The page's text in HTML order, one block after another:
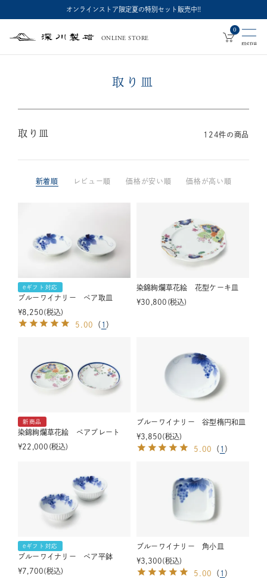
オンラインストア限定夏の特別セット販売中!!
深
製
ONLINE STORE
0
取り皿
取り皿 124件の商品
新着順 レビュー順 価格が安い順 価格が高い順
eギフト対応
ブルーワイナリー ペア取皿
¥8,250 税込
5.00
（ 1 ）
染錦絢爛草花絵 花型ケーキ皿
¥30,800 税込
新商品
染錦絢爛草花絵 ペアプレート
¥22,000 税込
ブルーワイナリー 谷型楕円和皿
¥3,850 税込
5.00
（ 1 ）
eギフト対応
ブルーワイナリー ペア平鉢
¥7,700 税込
ブルーワイナリー 角小皿
¥3,300 税込
5.00
（ 1 ）